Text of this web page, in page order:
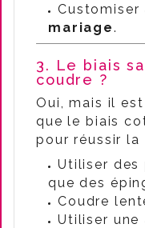
Customiser
mariage.
3. Le biais
coudre ?
Oui, mais il
que le biais
pour réussir la
Utiliser des
que des
Coudre
Utiliser une